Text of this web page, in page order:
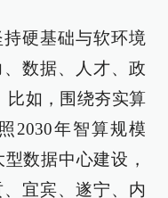
硬基础与软环境
数据、人才、政
比如，围绕夯实算
2030年智算规模
数据中心建设，
宜宾、遂宁、内